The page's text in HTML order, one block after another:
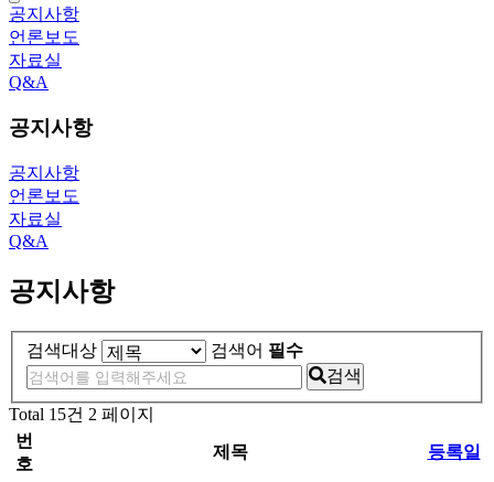
공지사항
언론보도
자료실
Q&A
공지사항
공지사항
언론보도
자료실
Q&A
공지사항
검색대상 검색어 필수
검색
Total 15건 2 페이지
번
호
제목 등록일